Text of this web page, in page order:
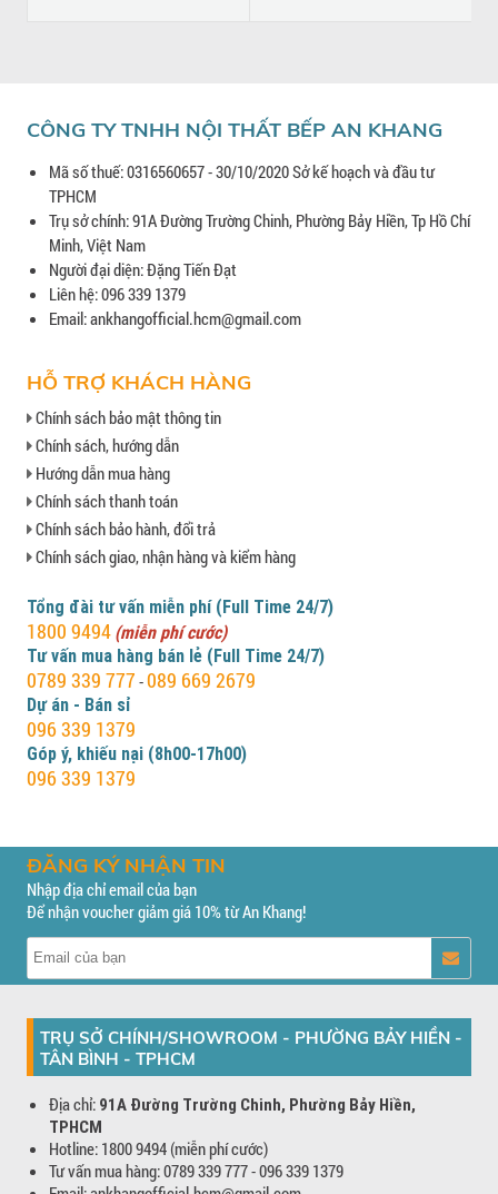
CÔNG TY TNHH NỘI THẤT BẾP AN KHANG
Mã số thuế: 0316560657 - 30/10/2020 Sở kế hoạch và đầu tư
TPHCM
Trụ sở chính: 91A Đường Trường Chinh, Phường Bảy Hiền, Tp Hồ Chí
Minh, Việt Nam
Người đại diện: Đặng Tiến Đạt
Liên hệ: 096 339 1379
Email: ankhangofficial.hcm@gmail.com
HỖ TRỢ KHÁCH HÀNG
Chính sách bảo mật thông tin
Chính sách, hướng dẫn
Hướng dẫn mua hàng
Chính sách thanh toán
Chính sách bảo hành, đổi trả
Chính sách giao, nhận hàng và kiểm hàng
Tổng đài tư vấn miễn phí (Full Time 24/7)
1800 9494 (miễn phí cước)
Tư vấn mua hàng bán lẻ (Full Time 24/7)
0789 339 777 -089 669 2679
Dự án - Bán sỉ
096 339 1379
Góp ý, khiếu nại (8h00-17h00)
096 339 1379
ĐĂNG KÝ NHẬN TIN
Nhập địa chỉ email của bạn
Để nhận voucher giảm giá 10% từ An Khang!
TRỤ SỞ CHÍNH/SHOWROOM - PHƯỜNG BẢY HIỀN -
TÂN BÌNH - TPHCM
Địa chỉ: 91A Đường Trường Chinh, Phường Bảy Hiền,
TPHCM
Hotline: 1800 9494 (miễn phí cước)
Tư vấn mua hàng: 0789 339 777 - 096 339 1379